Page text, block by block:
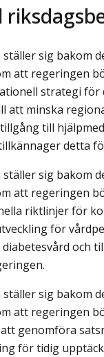
ställer sig bakom
att regeringen
strategi för
att minska
till
detta
ställer sig bakom
att regeringen
riktlinjer för
för
och
ställer sig bakom
att regeringen
genomföra
för tidig